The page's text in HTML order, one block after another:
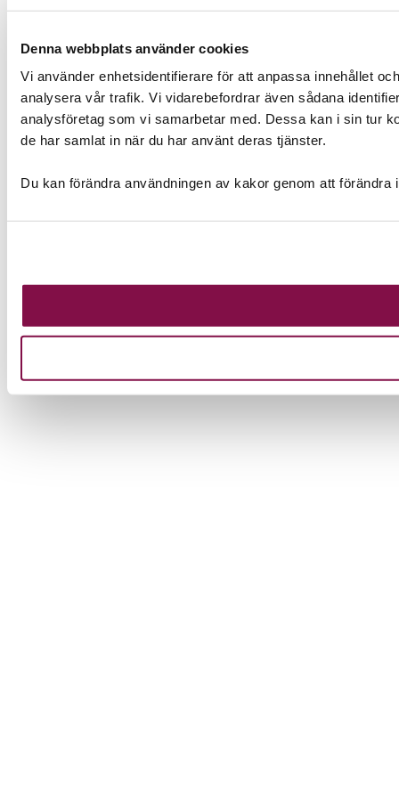
Denna webbplats använder cookies
Vi använder enhetsidentifierare för att anpassa innehållet
analysera vår trafik. Vi vidarebefordrar även sådana
analysföretag som vi samarbetar med. Dessa kan i sin tur
de har samlat in när du har använt deras tjänster.
Du kan förändra användningen av kakor genom att